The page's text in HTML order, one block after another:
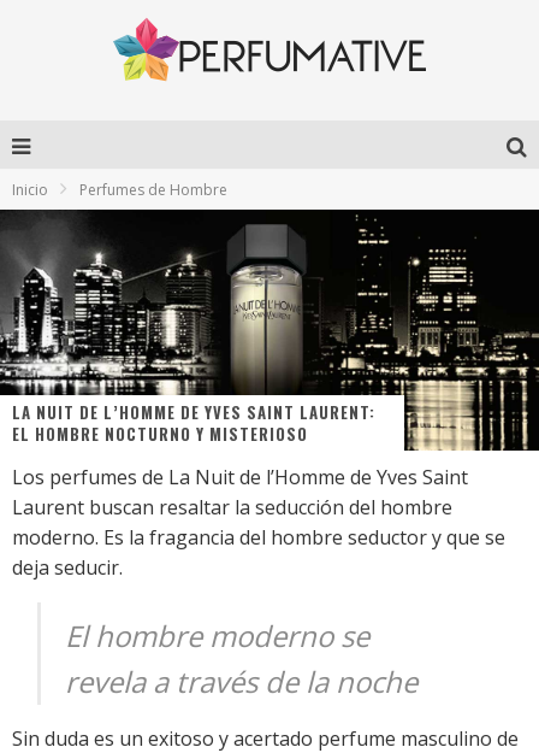
Inicio Perfumes de Hombre
LA NUIT DE L’HOMME DE YVES SAINT LAURENT:
EL HOMBRE NOCTURNO Y MISTERIOSO
Los perfumes de La Nuit de l’Homme de Yves Saint
Laurent buscan resaltar la seducción del hombre
moderno. Es la fragancia del hombre seductor y que se
deja seducir.
El hombre moderno se
revela a través de la noche
Sin duda es un exitoso y acertado perfume masculino de